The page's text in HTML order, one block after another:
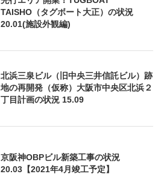
TAISHO（タグボート大正）の状況
20.01(施設外観編)
北浜三泉ビル（旧中央三井信託ビル）跡
地の再開発（仮称）大阪市中央区北浜２
丁目計画の状況 15.09
京阪神OBPビル新築工事の状況
20.03【2021年4月竣工予定】